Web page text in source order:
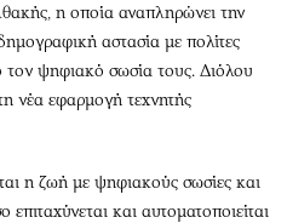
η οποία αναπληρώνει την
αστασία με πολίτες
ψηφιακό σωσία τους. Διόλου
νέα εφαρμογή τεχνητής
η ζωή με ψηφιακούς σωσίες και
και αυτοματοποιείται